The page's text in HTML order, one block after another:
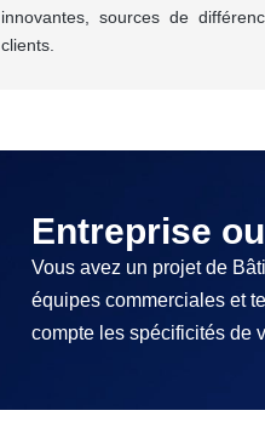
innovantes, sources de
clients.
Entreprise
Vous avez un projet de
équipes commerciales et
compte les spécificités de